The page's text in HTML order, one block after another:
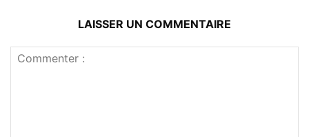
LAISSER UN COMMENTAIRE